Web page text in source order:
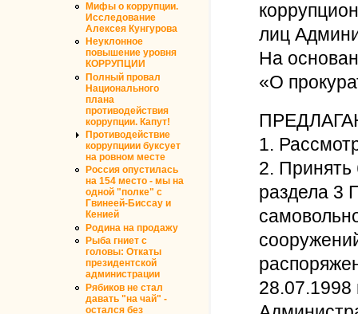
Мифы о коррупции.
Исследование
Алексея Кунгурова
Неуклонное
повышение уровня
КОРРУПЦИИ
Полный провал
Национального
плана
противодействия
коррупции. Капут!
Противодействие
коррупциии буксует
на ровном месте
Россия опустилась
на 154 место - мы на
одной "полке" с
Гвинеей-Биссау и
Кенией
Родина на продажу
Рыба гниет с
головы: Откаты
президентской
администрации
Рябиков не стал
давать "на чай" -
остался без
лиц
На
«О
1.
2. Принять
раздела 3
28.07.1998